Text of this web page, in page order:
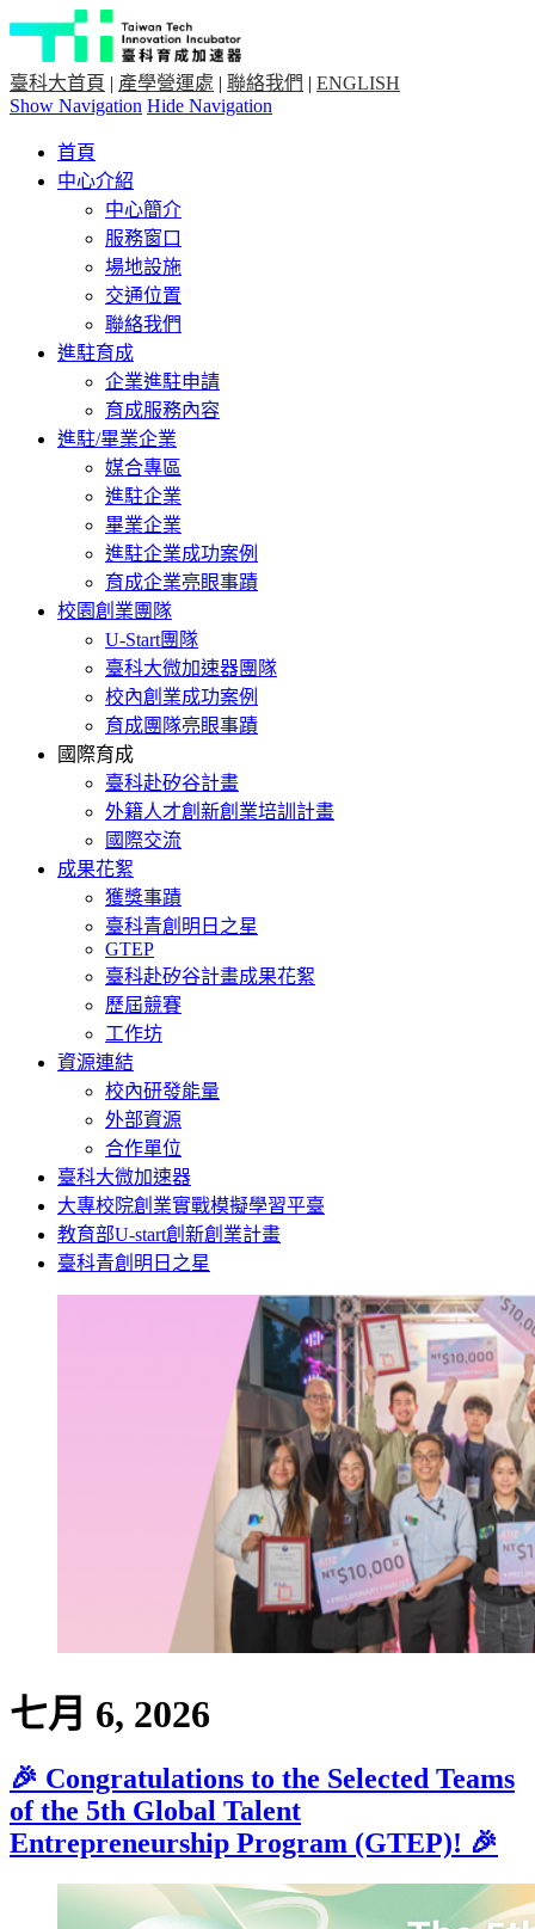
臺科大首頁 | 產學營運處 | 聯絡我們 | ENGLISH
Show Navigation Hide Navigation
首頁
中心介紹
中心簡介
服務窗口
場地設施
交通位置
聯絡我們
進駐育成
企業進駐申請
育成服務內容
進駐/畢業企業
媒合專區
進駐企業
畢業企業
進駐企業成功案例
育成企業亮眼事蹟
校園創業團隊
U-Start團隊
臺科大微加速器團隊
校內創業成功案例
育成團隊亮眼事蹟
國際育成
臺科赴矽谷計畫
外籍人才創新創業培訓計畫
國際交流
成果花絮
獲獎事蹟
臺科青創明日之星
GTEP
臺科赴矽谷計畫成果花絮
歷屆競賽
工作坊
資源連結
校內研發能量
外部資源
合作單位
臺科大微加速器
大專校院創業實戰模擬學習平臺
教育部U-start創新創業計畫
臺科青創明日之星
七月 6, 2026
🎉 Congratulations to the Selected Teams
of the 5th Global Talent
Entrepreneurship Program (GTEP)! 🎉